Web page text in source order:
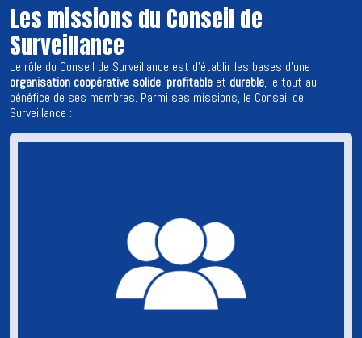
Les missions du Conseil de
Surveillance
Le rôle du Conseil de Surveillance est d’établir les bases d’une
organisation coopérative solide, profitable et durable, le tout au
bénéfice de ses membres. Parmi ses missions, le Conseil de
Surveillance :